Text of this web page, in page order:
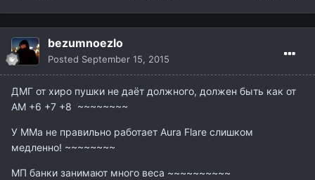
bezumnoezlo
Posted September 15, 2015
ДМГ от хиро пушки не даёт должного, должен быть как от
АМ +6 +7 +8 ~~~~~~~~
У ММа не правильно работает Aura Flare слишком
медленно! ~~~~~~~~
МП банки занимают много веса ~~~~~~~~~~